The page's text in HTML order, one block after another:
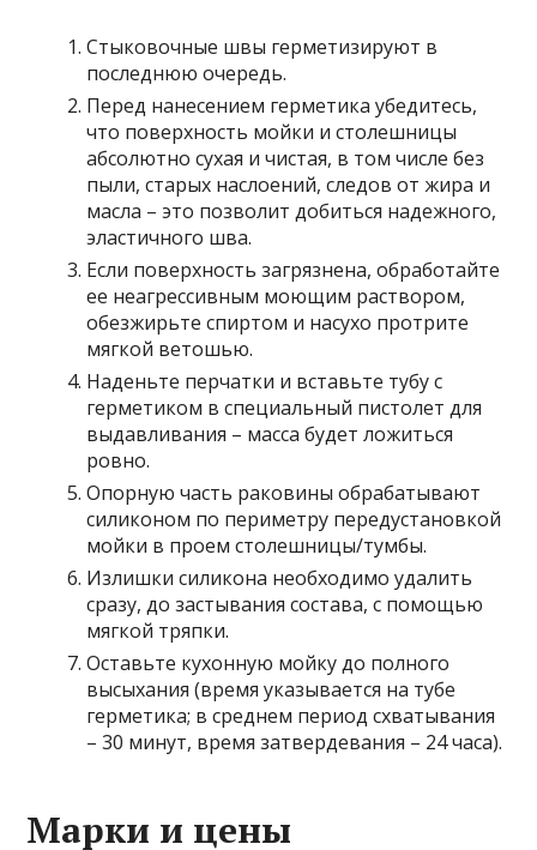
Стыковочные швы герметизируют в
последнюю очередь.
Перед нанесением герметика убедитесь,
что поверхность мойки и столешницы
абсолютно сухая и чистая, в том числе без
пыли, старых наслоений, следов от жира и
масла – это позволит добиться надежного,
эластичного шва.
Если поверхность загрязнена, обработайте
ее неагрессивным моющим раствором,
обезжирьте спиртом и насухо протрите
мягкой ветошью.
Наденьте перчатки и вставьте тубу с
герметиком в специальный пистолет для
выдавливания – масса будет ложиться
ровно.
Опорную часть раковины обрабатывают
силиконом по периметру передустановкой
мойки в проем столешницы/тумбы.
Излишки силикона необходимо удалить
сразу, до застывания состава, с помощью
мягкой тряпки.
Оставьте кухонную мойку до полного
высыхания (время указывается на тубе
герметика; в среднем период схватывания
– 30 минут, время затвердевания – 24 часа).
Марки и цены